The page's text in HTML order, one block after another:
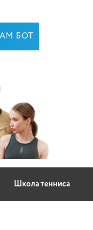
БОТ
Школа тенниса